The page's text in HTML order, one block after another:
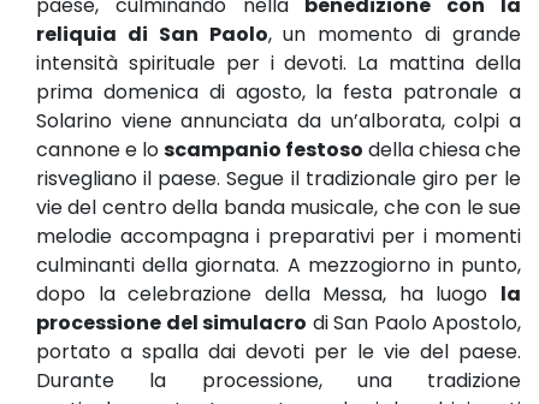
paese, culminando nella benedizione con la
reliquia di San Paolo, un momento di grande
intensità spirituale per i devoti. La mattina della
prima domenica di agosto, la festa patronale a
Solarino viene annunciata da un’alborata, colpi a
cannone e loscampanio festoso della chiesa che
risvegliano il paese. Segue il tradizionale giro per le
vie del centro della banda musicale, che con le sue
melodie accompagna i preparativi per i momenti
culminanti della giornata. A mezzogiorno in punto,
dopo la celebrazione della Messa, ha luogo la
processione del simulacro di San Paolo Apostolo,
portato a spalla dai devoti per le vie del paese.
Durante la processione, una tradizione